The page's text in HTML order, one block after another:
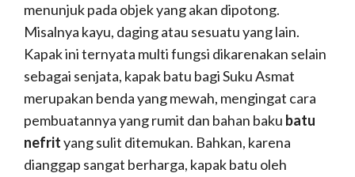
menunjuk pada objek yang akan dipotong.
Misalnya kayu, daging atau sesuatu yang lain.
Kapak ini ternyata multi fungsi dikarenakan selain
sebagai senjata, kapak batu bagi Suku Asmat
merupakan benda yang mewah, mengingat cara
pembuatannya yang rumit dan bahan baku batu
nefrityang sulit ditemukan. Bahkan, karena
dianggap sangat berharga, kapak batu oleh